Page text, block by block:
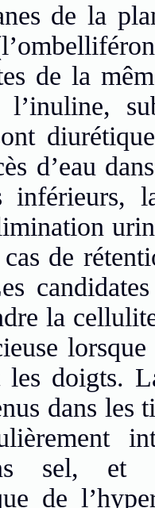
de la
de la
l’inuline,
d’eau
inférieurs,
de
la
les doigts.
dans les
sel, et
de